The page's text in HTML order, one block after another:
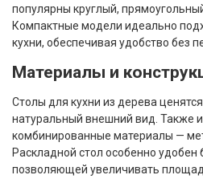
популярны круглый,
Компактные модели идеально
кухни, обеспечивая удобство без
Материалы и
Столы для кухни из дерева
натуральный внешний вид. Также
комбинированные материалы —
Раскладной стол особенно
позволяющей увеличивать